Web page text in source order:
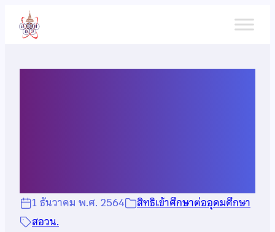
เนื้อหา
1 ธันวาคม พ.ศ. 2564
สิทธิเข้าศึกษาต่ออุดมศึกษา
สอวน.